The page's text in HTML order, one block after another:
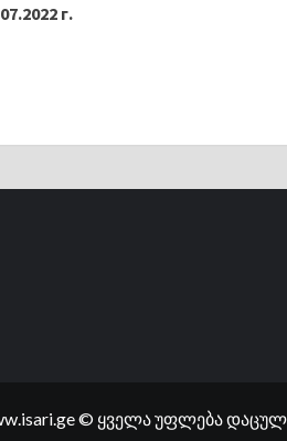
г.
© ყველა უფლება